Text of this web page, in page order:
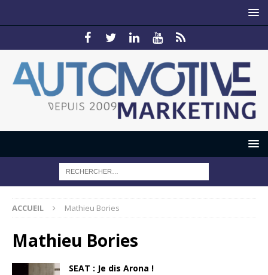
ACCUEIL Mathieu Bories
Mathieu Bories
SEAT : Je dis Arona !